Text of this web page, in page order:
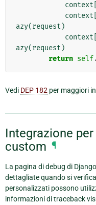
context
context
azy(request )
context
azy(request )
return self.
Vedi DEP 182 per maggiori
Integrazione
custom ¶
La pagina di debug di
dettagliate quando si
personalizzati possono
informazioni di traceback